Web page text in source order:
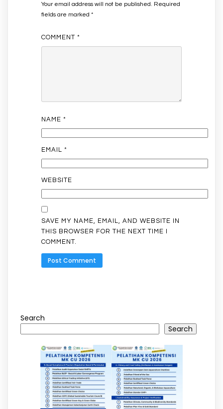
Your email address will not be published.
Required
fields are marked *
COMMENT *
NAME *
EMAIL *
WEBSITE
SAVE MY NAME, EMAIL, AND WEBSITE IN
THIS BROWSER FOR THE NEXT TIME I
COMMENT.
Search
Search